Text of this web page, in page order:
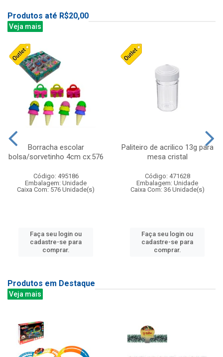
Produtos até R$20,00
Veja mais
Borracha escolar
bolsa/sorvetinho 4cm cx:576
Código: 495186
Embalagem: Unidade
Caixa Com: 576 Unidade(s)
Faça seu login ou
cadastre-se para
comprar.
Paliteiro de acrilico 13g para
mesa cristal
Código: 471628
Embalagem: Unidade
Caixa Com: 36 Unidade(s)
Faça seu login ou
cadastre-se para
comprar.
Produtos em Destaque
Veja mais